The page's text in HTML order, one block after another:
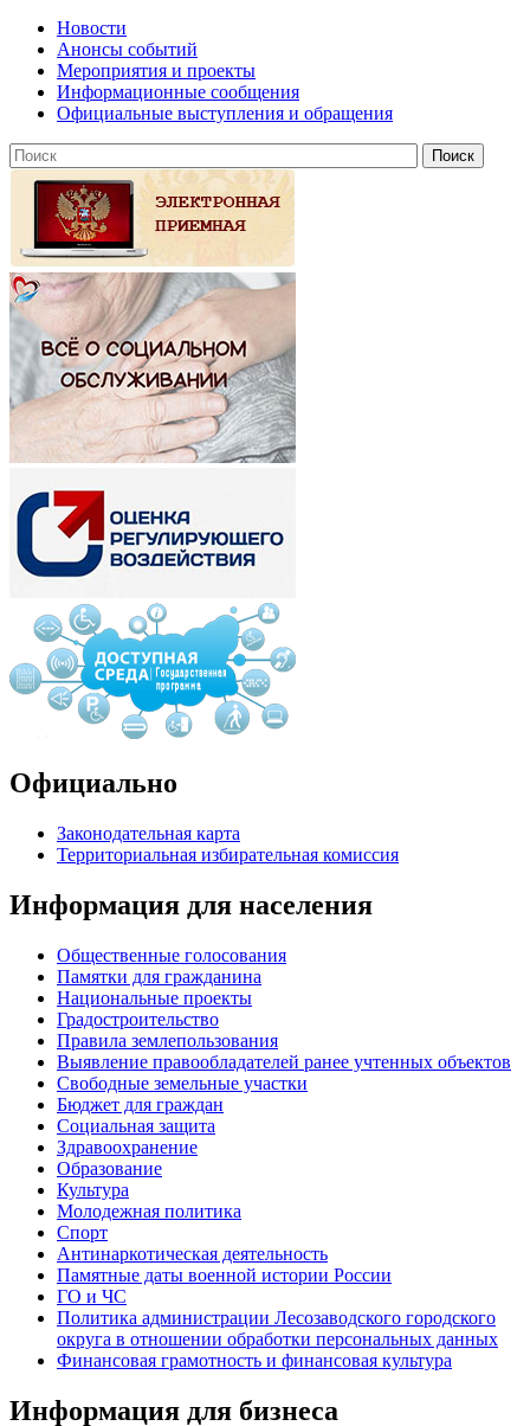
Новости
Анонсы событий
Мероприятия и проекты
Информационные сообщения
Официальные выступления и обращения
Официально
Законодательная карта
Территориальная избирательная комиссия
Информация для населения
Общественные голосования
Памятки для гражданина
Национальные проекты
Градостроительство
Правила землепользования
Выявление правообладателей ранее учтенных объектов
Свободные земельные участки
Бюджет для граждан
Социальная защита
Здравоохранение
Образование
Культура
Молодежная политика
Спорт
Антинаркотическая деятельность
Памятные даты военной истории России
ГО и ЧС
Политика администрации Лесозаводского городского
округа в отношении обработки персональных данных
Финансовая грамотность и финансовая культура
Информация для бизнеса